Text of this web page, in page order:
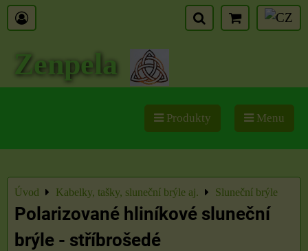
Zenpela
Produkty Menu
Úvod Kabelky, tašky, sluneční brýle aj. Sluneční brýle
Polarizované hliníkové sluneční
brýle - stříbrošedé